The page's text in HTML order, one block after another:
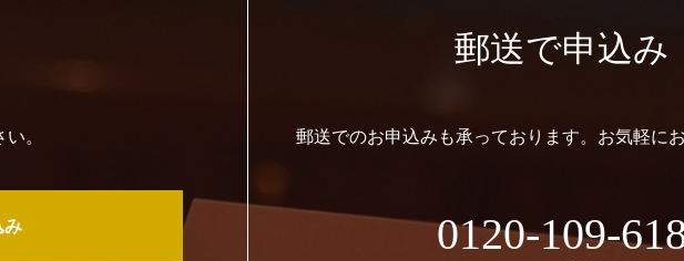
。
み
郵送で申込み
郵送でのお申込みも承っております。お気軽に
0120-109-